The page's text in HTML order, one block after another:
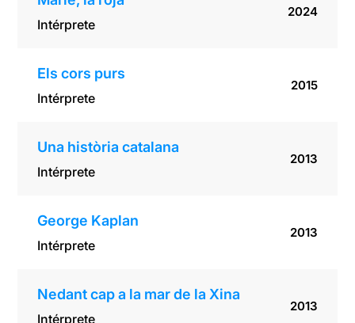
Intérprete
2024
Els cors purs
Intérprete
2015
Una història catalana
Intérprete
2013
George Kaplan
Intérprete
2013
Nedant cap a la mar de la Xina
Intérprete
2013